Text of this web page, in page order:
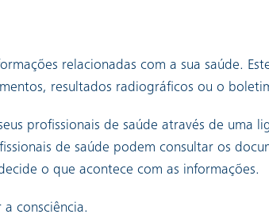
relacionadas com a sua saúde.
resultados radiográficos ou o
profissionais de saúde através de uma
de saúde podem consultar os
o que acontece com as informações.
consciência.